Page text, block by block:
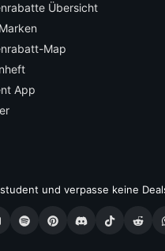
Übersicht
Map
App
und verpasse keine